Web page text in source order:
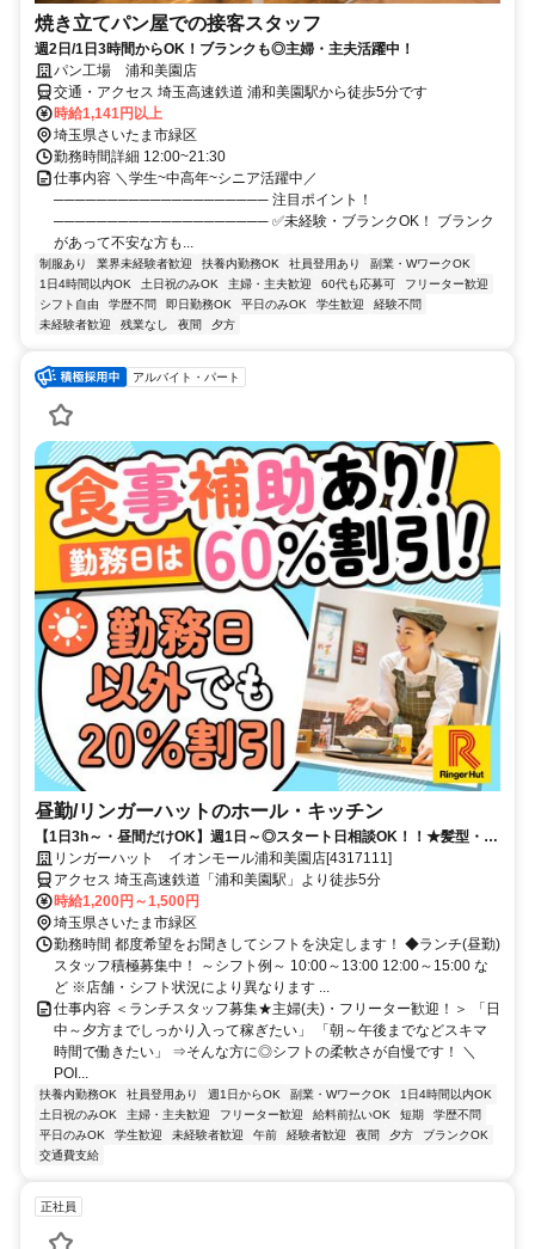
焼き立てパン屋での接客スタッフ
週2日/1日3時間からOK！ブランクも◎主婦・主夫活躍中！
パン工場 浦和美園店
交通・アクセス 埼玉高速鉄道 浦和美園駅から徒歩5分です
時給1,141円以上
埼玉県さいたま市緑区
勤務時間詳細 12:00~21:30
仕事内容 ＼学生~中高年~シニア活躍中／
──────────────────── 注目ポイント！
──────────────────── ✅未経験・ブランクOK！ ブランク
があって不安な方も...
制服あり 業界未経験者歓迎 扶養内勤務OK 社員登用あり
副業・WワークOK
1日4時間以内OK
土日祝のみOK 主婦・主夫歓迎 60代も応募可
フリーター歓迎
シフト自由
学歴不問 即日勤務OK 平日のみOK 学生歓迎
経験不問
未経験者歓迎
残業なし 夜間 夕方
アルバイト・パート
昼勤/リンガーハットのホール・キッチン
【1日3h～・昼間だけOK】週1日～◎スタート日相談OK！！★髪型・髪
色自由★家計に優しい食事補助あり
リンガーハット イオンモール浦和美園店[4317111]
アクセス 埼玉高速鉄道「浦和美園駅」より徒歩5分
時給1,200円～1,500円
埼玉県さいたま市緑区
勤務時間 都度希望をお聞きしてシフトを決定します！ ◆ランチ(昼勤)
スタッフ積極募集中！ ～シフト例～ 10:00～13:00 12:00～15:00 な
ど ※店舗・シフト状況により異なります ...
仕事内容 ＜ランチスタッフ募集★主婦(夫)・フリーター歓迎！＞ 「日
中～夕方までしっかり入って稼ぎたい」 「朝～午後までなどスキマ
時間で働きたい」 ⇒そんな方に◎シフトの柔軟さが自慢です！ ＼
POI...
扶養内勤務OK 社員登用あり 週1日からOK 副業・WワークOK
1日4時間以内OK
土日祝のみOK
主婦・主夫歓迎 フリーター歓迎 給料前払いOK 短期
学歴不問
平日のみOK
学生歓迎 未経験者歓迎 午前 経験者歓迎 夜間 夕方
ブランクOK
交通費支給
正社員